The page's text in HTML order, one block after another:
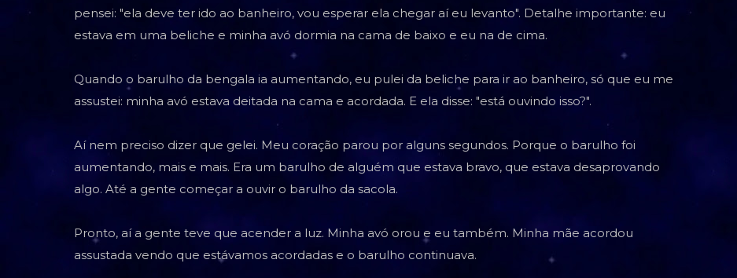
pensei: "ela deve ter ido ao banheiro, vou esperar ela chegar aí eu levanto". Detalhe importante: eu
estava em uma beliche e minha avó dormia na cama de baixo e eu na de cima.
Quando o barulho da bengala ia aumentando, eu pulei da beliche para ir ao banheiro, só que eu me
assustei: minha avó estava deitada na cama e acordada. E ela disse: "está ouvindo isso?".
Aí nem preciso dizer que gelei. Meu coração parou por alguns segundos. Porque o barulho foi
aumentando, mais e mais. Era um barulho de alguém que estava bravo, que estava desaprovando
algo. Até a gente começar a ouvir o barulho da sacola.
Pronto, aí a gente teve que acender a luz. Minha avó orou e eu também. Minha mãe acordou
assustada vendo que estávamos acordadas e o barulho continuava.